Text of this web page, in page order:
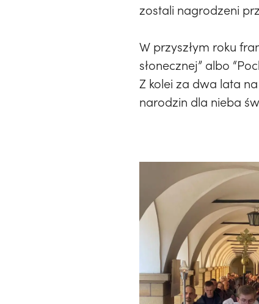
zostali nagrodzeni
W przyszłym roku
słonecznej” albo
Z kolei za dwa lata
narodzin dla nieba